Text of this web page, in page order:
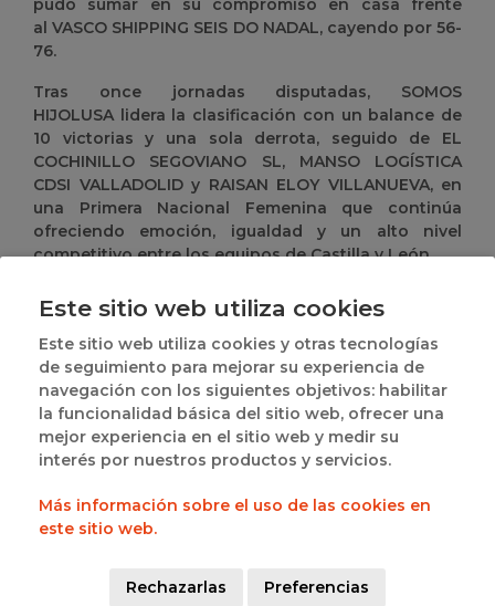
pudo sumar en su compromiso en casa frente
alVASCO SHIPPING SEIS DO NADAL, cayendo por 56-
76.
Tras once jornadas disputadas, SOMOS
HIJOLUSAlidera la clasificación con un balance de
10 victorias y una sola derrota, seguido de EL
COCHINILLO SEGOVIANO SL,
MANSO LOGÍSTICA
CDSI VALLADOLID y RAISAN ELOY VILLANUEVA, en
una Primera Nacional Femenina que continúa
ofreciendo emoción, igualdad y un alto nivel
competitivo entre los equipos de Castilla y León.
GRUPO A1
- BALONCESTO ARELSA59-64CAJA RURAL DE
ZAMORA CBC PONCE (ver partido)
- EL COCHINILLO SEGOVIANO SL97-42C.B. SANTA
MARTA (ver partido)
- CAÑADIO SANTANDER CBN 77-65UNIVERSIDAD DE
LEON PLUS CONTACTO (ver partido)
95-63CSB SEMILLAS ADOLFO MARTÍNEZ (
partido)
- UNIVERSIDAD DE BURGOS - BABIECA
Este sitio web utiliza cookies
Este sitio web utiliza cookies y otras tecnologías
de seguimiento para mejorar su experiencia de
navegación con los siguientes objetivos: habilitar
la funcionalidad básica del sitio web, ofrecer una
mejor experiencia en el sitio web y medir su
interés por nuestros productos y servicios.
Más información sobre el uso de las cookies en
este sitio web.
Rechazarlas Preferencias